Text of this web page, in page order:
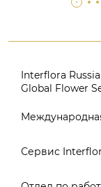
Interflora Russia
Global Flower
Версия для
Поиск
Россия
Сервис
Заказ и оплата